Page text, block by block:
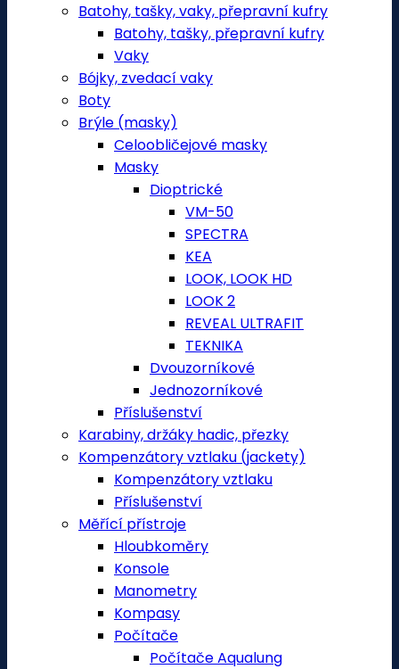
Batohy, tašky, vaky, přepravní kufry
Batohy, tašky, přepravní kufry
Vaky
Bójky, zvedací vaky
Boty
Brýle (masky)
Celoobličejové masky
Masky
Dioptrické
VM-50
SPECTRA
KEA
LOOK, LOOK HD
LOOK 2
REVEAL ULTRAFIT
TEKNIKA
Dvouzorníkové
Jednozorníkové
Příslušenství
Karabiny, držáky hadic, přezky
Kompenzátory vztlaku (jackety)
Kompenzátory vztlaku
Příslušenství
Měřící přístroje
Hloubkoměry
Konsole
Manometry
Kompasy
Počítače
Počítače Aqualung